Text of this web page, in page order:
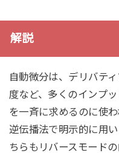
解説
自動微分は、デリバテ
度など、多くのインプ
を一斉に求めるのに使
逆伝播法で明示的に用
ちらもリバースモード